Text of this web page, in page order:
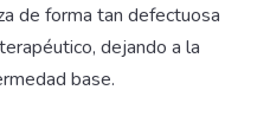
de forma tan defectuosa
dejando a la
base.